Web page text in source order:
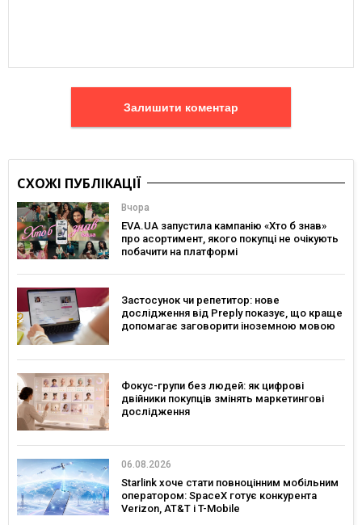
Залишити коментар
СХОЖІ ПУБЛІКАЦІЇ
Вчора
EVA.UA запустила кампанію «Хто б знав»
про асортимент, якого покупці не очікують
побачити на платформі
Застосунок чи репетитор: нове
дослідження від Preply показує, що краще
допомагає заговорити іноземною мовою
Фокус-групи без людей: як цифрові
двійники покупців змінять маркетингові
дослідження
06.08.2026
Starlink хоче стати повноцінним мобільним
оператором: SpaceX готує конкурента
Verizon, AT&T і T-Mobile